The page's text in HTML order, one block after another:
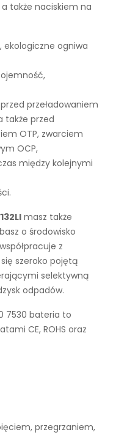
także naciskiem na
ekologiczne ogniwa
przeładowaniem
także przed
OTP, zwarciem
OCP,
między kolejnymi
masz także
o środowisko
z
szeroko pojętą
selektywną
odpadów.
7530 bateria to
CE, ROHS oraz
przegrzaniem,